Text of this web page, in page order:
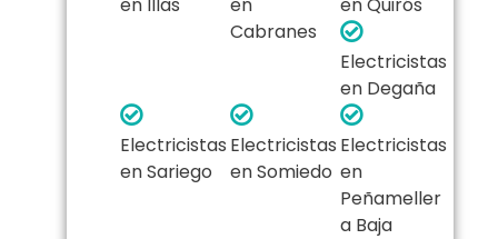
Cabranes
Electricistas
en Degaña
Electricistas
en Sariego
Electricistas
en Somiedo
Electricistas
en
Peñameller
a Baja